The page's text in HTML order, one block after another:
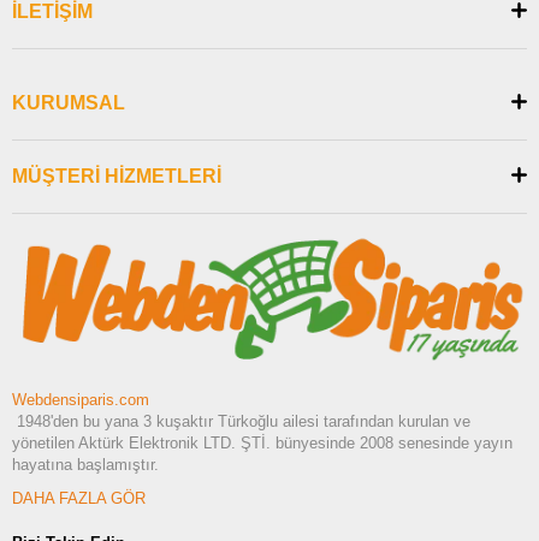
İLETİŞİM
KURUMSAL
MÜŞTERİ HİZMETLERİ
Webdensiparis.com
1948'den bu yana 3 kuşaktır Türkoğlu ailesi tarafından kurulan ve
yönetilen Aktürk Elektronik LTD. ŞTİ. bünyesinde 2008 senesinde yayın
hayatına başlamıştır.
DAHA FAZLA GÖR